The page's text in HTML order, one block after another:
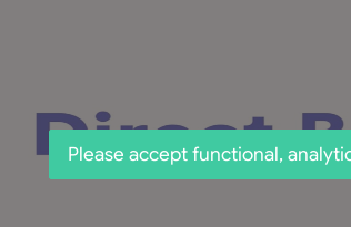
Please accept functional,